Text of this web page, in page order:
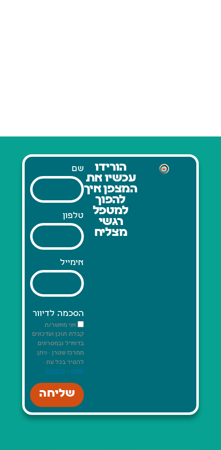
הורידו
עכשיו את
המצפן איך
להפוך
למטפל
רגשי
מצליח
שם
טלפון
אימייל
הסכמה לדיוור
אני מאשר/ת
קבלת תוכן ועדכונים
בדוא"ל ובמסרונים
ממרכז שטרן · ניתן
להסיר בכל עת ·
תקנון · פרטיות
שליחה